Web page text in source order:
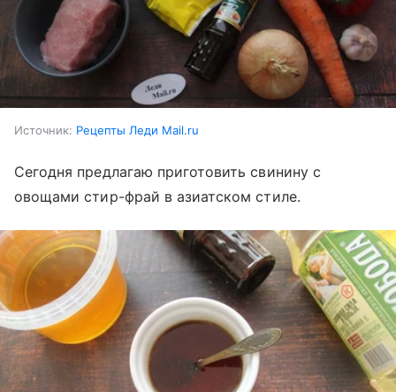
Источник: Рецепты Леди Mail.ru
Сегодня предлагаю приготовить свинину с
овощами стир-фрай в азиатском стиле.